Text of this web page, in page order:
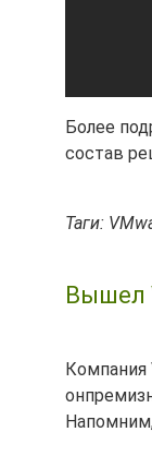
Более
состав
Таги:
Вышел